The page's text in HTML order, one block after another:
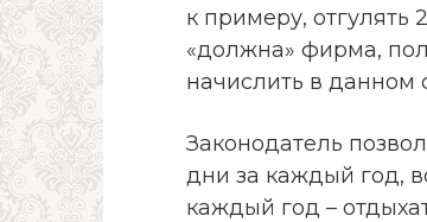
к примеру, отгулять
«должна» фирма,
начислить в данном
Законодатель
дни за каждый год,
каждый год –